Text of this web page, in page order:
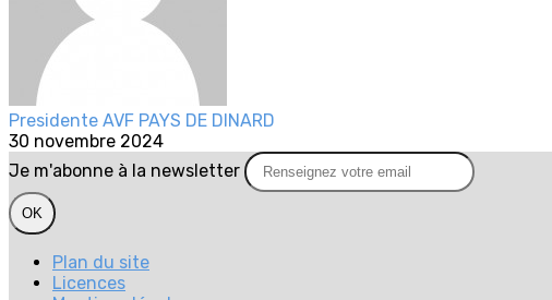
Presidente AVF PAYS DE DINARD
30 novembre 2024
Je m'abonne à la newsletter
OK
Plan du site
Licences